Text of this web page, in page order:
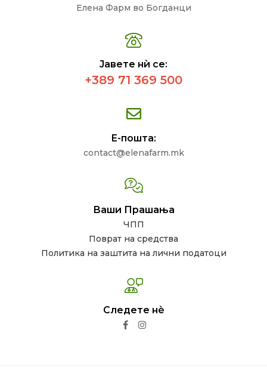
Елена Фарм во Богданци
Јавете нѝ се:
+389 71 369 500
Е-пошта:
contact@elenafarm.mk
Ваши Прашања
ЧПП
Поврат на средства
Политика на заштита на лични податоци
Следете нѐ